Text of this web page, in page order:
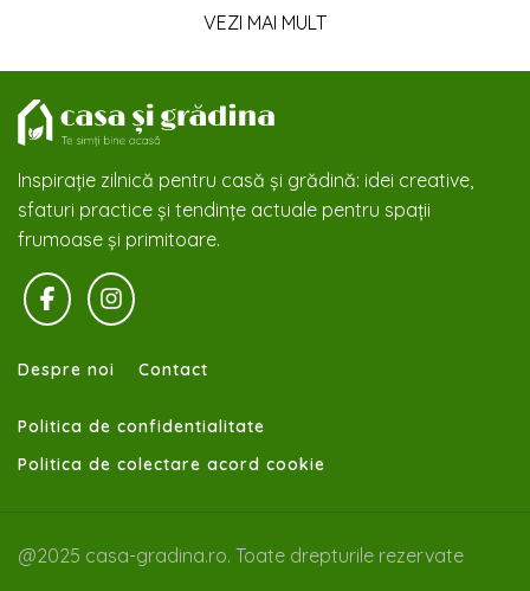
VEZI MAI MULT
Inspirație zilnică pentru casă și grădină: idei creative,
sfaturi practice și tendințe actuale pentru spații
frumoase și primitoare.
Despre noi Contact
Politica de confidentialitate
Politica de colectare acord cookie
@2025 casa-gradina.ro. Toate drepturile rezervate